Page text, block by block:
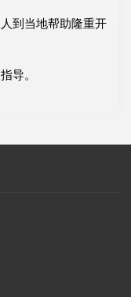
到当地帮助隆重开
导。